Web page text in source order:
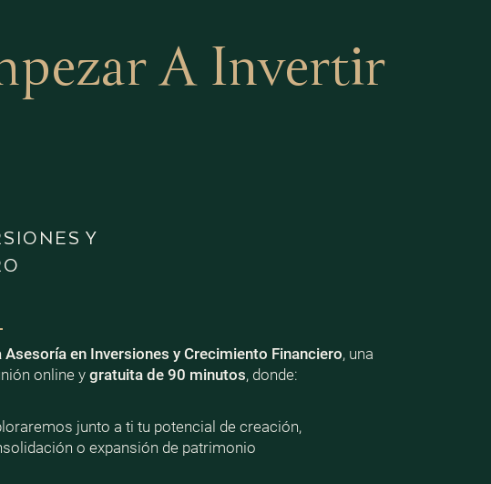
A Invertir
Y
Asesoría en Inversiones y Crecimiento Financiero, una
online ygratuita de 90 minutos, donde:
junto a ti tu potencial de creación,
o expansión de patrimonio